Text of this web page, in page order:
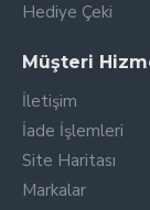
Hediye Çeki
Müşteri
İletişim
İade İşlemleri
Site Haritası
Markalar